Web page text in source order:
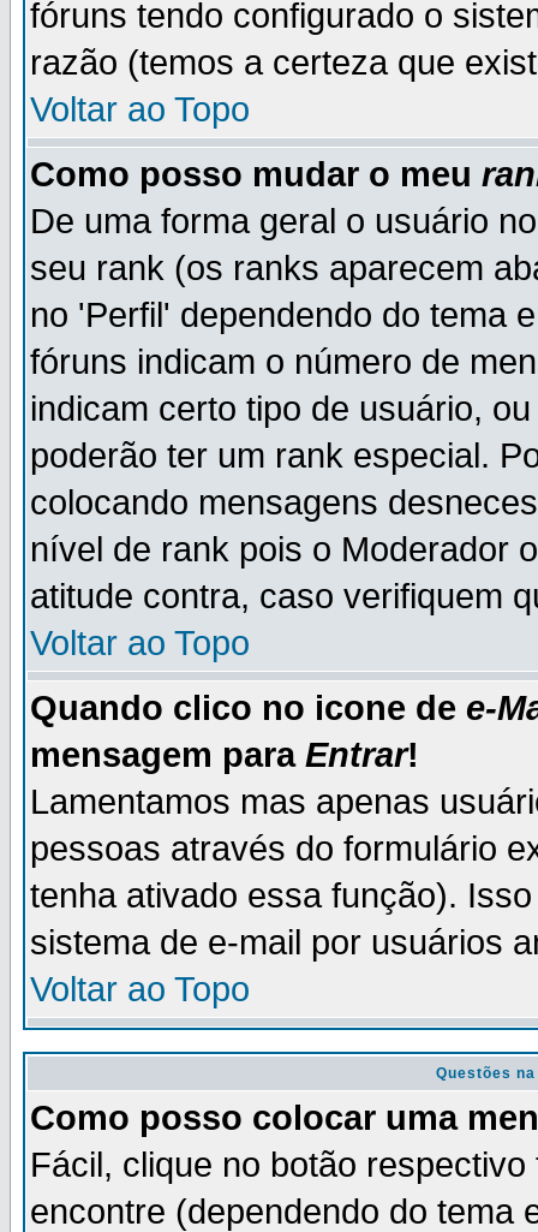
fóruns tendo configurado o
razão (temos a certeza que
Voltar ao Topo
Como posso mudar o meu
De uma forma geral o usuário
seu rank (os ranks aparecem
no 'Perfil' dependendo do tema
fóruns indicam o número de
indicam certo tipo de usuário,
poderão ter um rank especial.
colocando mensagens
nível de rank pois o Moderador
atitude contra, caso verifiquem
Voltar ao Topo
Quando clico no icone de e-
mensagem para Entrar!
Lamentamos mas apenas
pessoas através do formulário
tenha ativado essa função).
sistema de e-mail por usuários
Voltar ao Topo
Questões
Como posso colocar uma
Fácil, clique no botão
encontre (dependendo do tema